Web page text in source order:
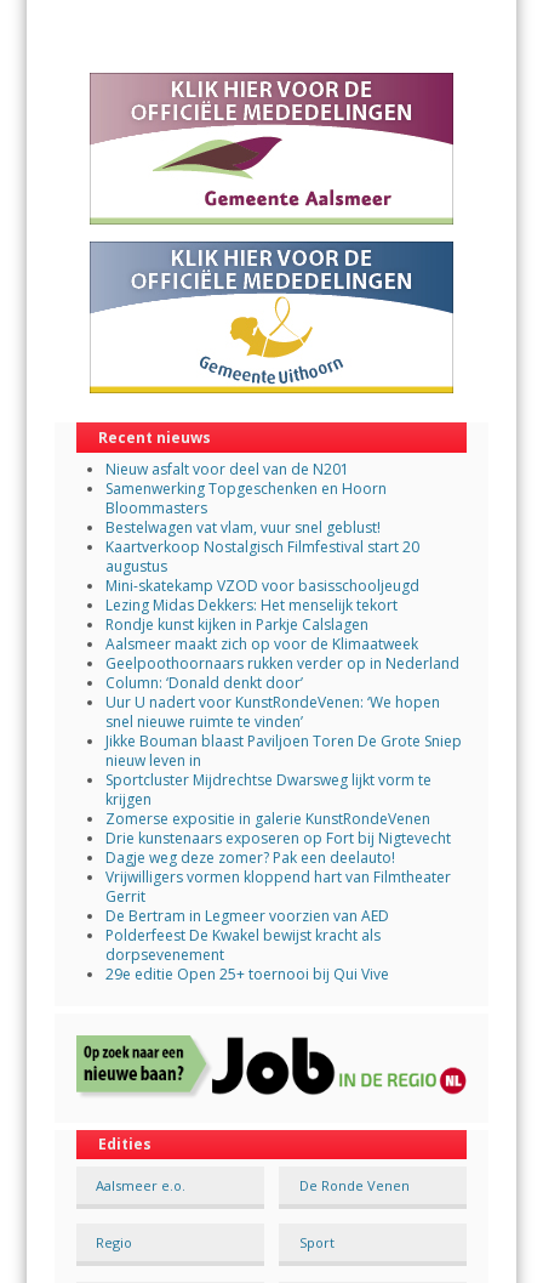
Recent nieuws
Nieuw asfalt voor deel van de N201
Samenwerking Topgeschenken en Hoorn
Bloommasters
Bestelwagen vat vlam, vuur snel geblust!
Kaartverkoop Nostalgisch Filmfestival start 20
augustus
Mini-skatekamp VZOD voor basisschooljeugd
Lezing Midas Dekkers: Het menselijk tekort
Rondje kunst kijken in Parkje Calslagen
Aalsmeer maakt zich op voor de Klimaatweek
Geelpoothoornaars rukken verder op in Nederland
Column: ‘Donald denkt door’
Uur U nadert voor KunstRondeVenen: ‘We hopen
snel nieuwe ruimte te vinden’
Jikke Bouman blaast Paviljoen Toren De Grote Sniep
nieuw leven in
Sportcluster Mijdrechtse Dwarsweg lijkt vorm te
krijgen
Zomerse expositie in galerie KunstRondeVenen
Drie kunstenaars exposeren op Fort bij Nigtevecht
Dagje weg deze zomer? Pak een deelauto!
Vrijwilligers vormen kloppend hart van Filmtheater
Gerrit
De Bertram in Legmeer voorzien van AED
Polderfeest De Kwakel bewijst kracht als
dorpsevenement
29e editie Open 25+ toernooi bij Qui Vive
Edities
Aalsmeer e.o. De Ronde Venen
Regio Sport